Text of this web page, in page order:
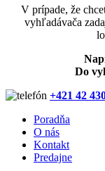
V prípade, že
vyhľadávača
Do
+421 42
Poradňa
O nás
Kontakt
Predajne